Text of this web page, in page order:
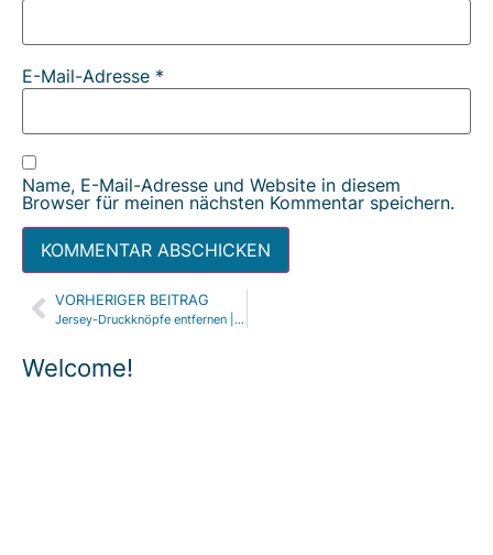
Welcome!
E-Mail-Adresse *
Name, E-Mail-Adresse und Website in diesem
Browser für meinen nächsten Kommentar speichern.
Alternative:
VORHERIGER BEITRAG
Jersey-Druckknöpfe entfernen | Tutorial | Anleitung